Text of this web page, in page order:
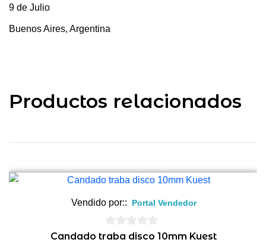
9 de Julio
Buenos Aires, Argentina
Productos relacionados
Vendido por:: Portal Vendedor
0
Candado traba disco 10mm Kuest